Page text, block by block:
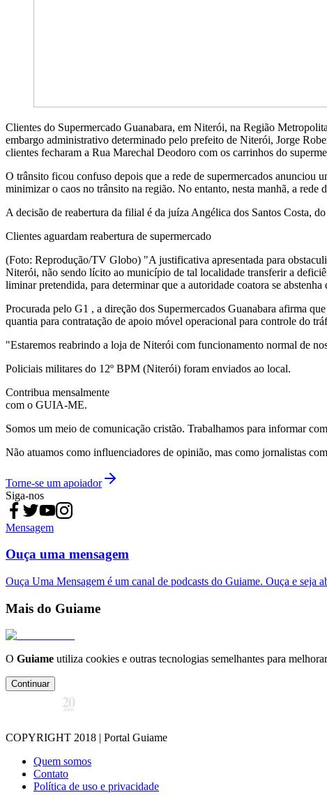
Clientes do Supermercado Guanabara, em Niterói, na Região
embargo administrativo determinado pelo prefeito de Niterói, Jorge
clientes fecharam a Rua Marechal Deodoro com os carrinhos do
O trânsito ficou confuso depois que a rede de supermercados anunciou
minimizar o caos no trânsito na região. No entanto, nesta manhã, a
A decisão de reabertura da filial é da juíza Angélica dos Santos Costa,
Clientes aguardam reabertura de supermercado
(Foto: Reprodução/TV Globo) "A justificativa apresentada para
Niterói, não sendo lícito ao município de tal localidade transferir a
liminar pretendida, para determinar que a autoridade coatora se
Procurada pelo G1 , a direção dos Supermercados Guanabara afirma
quantia para contratação de apoio móvel operacional para controle do
"Estaremos reabrindo a loja de Niterói com funcionamento normal de
Policiais militares do 12º BPM (Niterói) foram enviados ao local.
Contribua mensalmente
com o GUIA-ME.
Somos um meio de comunicação cristão. Trabalhamos para informar
Não atuamos como influenciadores de opinião, mas como jornalistas
Torne-se um apoiador
Siga-nos
Mensagem
Ouça uma mensagem
Ouça Uma Mensagem é um canal de podcasts do Guiame. Ouça e seja
Mais do Guiame
O Guiame utiliza cookies e outras tecnologias semelhantes para
Continuar
COPYRIGHT 2018 | Portal Guiame
Quem somos
Contato
Política de uso e privacidade